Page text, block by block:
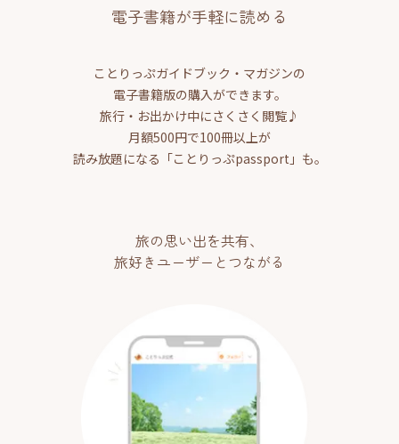
電子書籍が手軽に読める
ことりっぷガイドブック・マガジンの
電子書籍版の購入ができます。
旅行・お出かけ中にさくさく閲覧♪
月額500円で100冊以上が
読み放題になる「ことりっぷpassport」も。
旅の思い出を共有、
旅好きユーザーとつながる